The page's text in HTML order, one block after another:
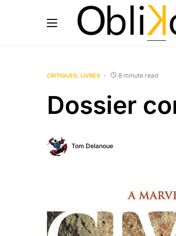
CRITIQUES LIVRES 8 minute read
Dossier
Tom Delanoue